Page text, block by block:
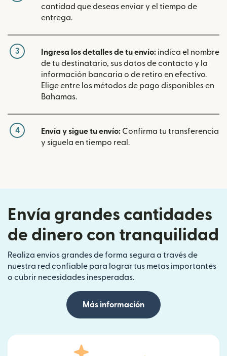
cantidad que deseas enviar y el tiempo de
entrega.
3 Ingresa los detalles de tu envío: indica el nombre
de tu destinatario, sus datos de contacto y la
información bancaria o de retiro en efectivo.
Elige entre los métodos de pago disponibles en
Bahamas.
4 Envía y sigue tu envío: Confirma tu transferencia
y síguela en tiempo real.
Envía grandes cantidades
de dinero con tranquilidad
Realiza envíos grandes de forma segura a través de
nuestra red confiable para lograr tus metas importantes
o cubrir necesidades inesperadas.
Más información